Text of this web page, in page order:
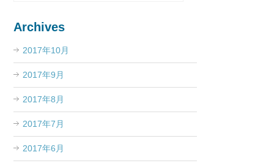
Archives
2017年10月
2017年9月
2017年8月
2017年7月
2017年6月